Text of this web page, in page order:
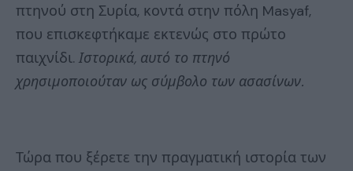
πτηνού στη Συρία, κοντά στην πόλη Masyaf,
που επισκεφτήκαμε εκτενώς στο πρώτο
παιχνίδι. Ιστορικά, αυτό το πτηνό
χρησιμοποιούταν ως σύμβολο των ασασίνων.
Τώρα που ξέρετε την πραγματική ιστορία των